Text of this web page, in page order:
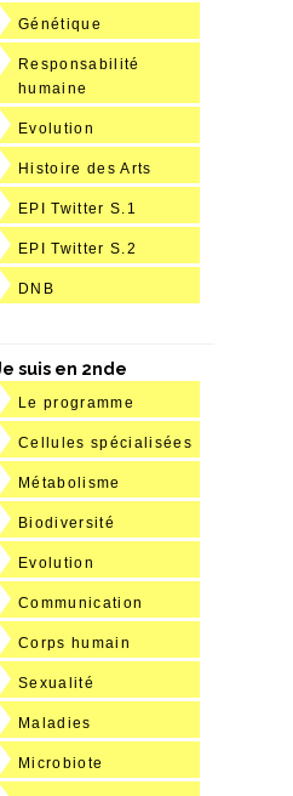
Génétique
Responsabilité
humaine
Evolution
Histoire des Arts
EPI Twitter S.1
EPI Twitter S.2
DNB
suis en 2nde
Le programme
Cellules spécialisées
Métabolisme
Biodiversité
Evolution
Communication
Corps humain
Sexualité
Maladies
Microbiote